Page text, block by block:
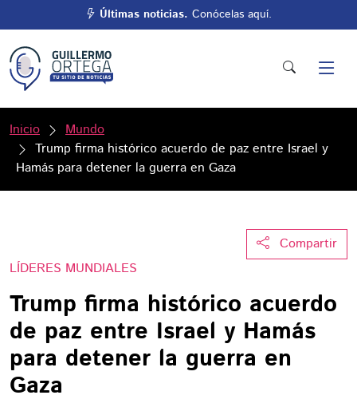
Últimas noticias. Conócelas aquí.
Inicio
Mundo
Trump firma histórico acuerdo de paz entre Israel y
Hamás para detener la guerra en Gaza
Compartir
LÍDERES MUNDIALES
Trump firma histórico acuerdo
de paz entre Israel y Hamás
para detener la guerra en
Gaza